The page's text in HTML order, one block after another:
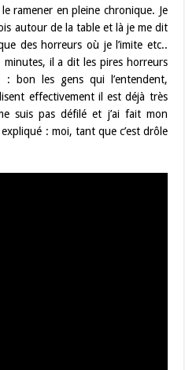
ramener en pleine chronique. Je
autour de la table et là je me dit
des horreurs où je l’imite etc..
il a dit les pires horreurs
bon les gens qui l’entendent,
effectivement il est déjà très
suis pas défilé et j’ai fait mon
: moi, tant que c’est drôle